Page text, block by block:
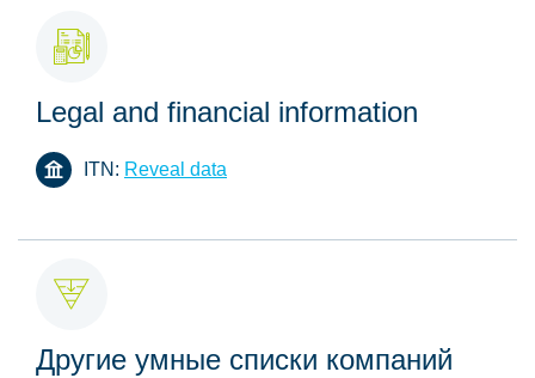
Legal and financial information
ITN: Reveal data
Другие умные списки компаний